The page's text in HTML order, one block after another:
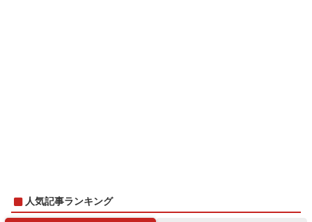
人気記事ランキング